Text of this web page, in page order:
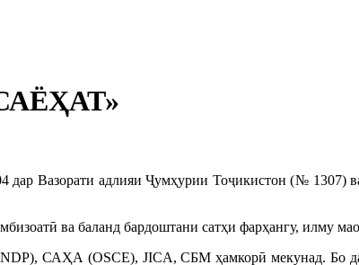
дар Вазорати адлияи Ҷумҳурии Тоҷикистон (№ 1307)
ва баланд бардоштани сатҳи фарҳангу, илму
САҲА (OSCE), JICA, СБМ ҳамкорӣ мекунад. Бо